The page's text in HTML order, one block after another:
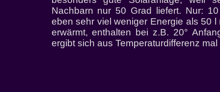
Nachbarn nur 50 Grad liefert. Nur:
eben sehr viel weniger Energie als 50
erwärmt, enthalten bei z.B. 20°
ergibt sich aus Temperaturdifferenz mal